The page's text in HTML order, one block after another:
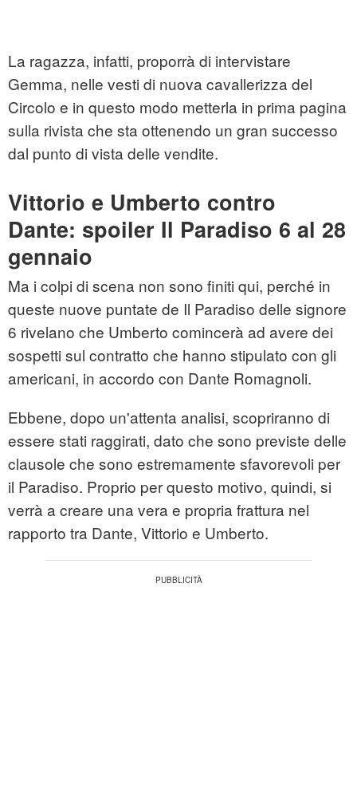
La ragazza, infatti, proporrà di intervistare
Gemma, nelle vesti di nuova cavallerizza del
Circolo e in questo modo metterla in prima pagina
sulla rivista che sta ottenendo un gran successo
dal punto di vista delle vendite.
Vittorio e Umberto contro
Dante: spoiler Il Paradiso 6 al 28
gennaio
Ma i colpi di scena non sono finiti qui, perché in
queste nuove puntate de Il Paradiso delle signore
6 rivelano che Umberto comincerà ad avere dei
sospetti sul contratto che hanno stipulato con gli
americani, in accordo con Dante Romagnoli.
Ebbene, dopo un'attenta analisi, scopriranno di
essere stati raggirati, dato che sono previste delle
clausole che sono estremamente sfavorevoli per
il Paradiso. Proprio per questo motivo, quindi, si
verrà a creare una vera e propria frattura nel
rapporto tra Dante, Vittorio e Umberto.